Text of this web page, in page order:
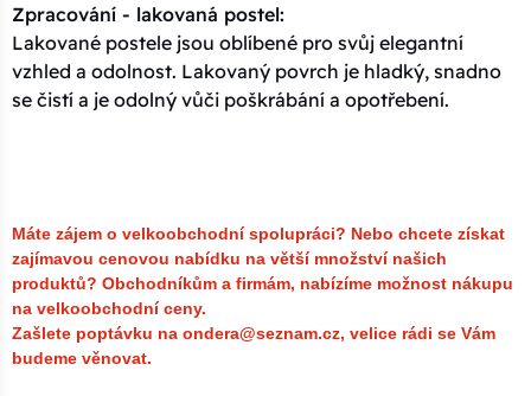
Zpracování - lakovaná postel:
Lakované postele jsou oblíbené pro svůj elegantní
vzhled a odolnost. Lakovaný povrch je hladký, snadno
se čistí a je odolný vůči poškrábání a opotřebení.
Máte zájem o velkoobchodní spolupráci? Nebo chcete získat
zajímavou cenovou nabídku na větší množství našich
produktů? Obchodníkům a firmám, nabízíme možnost nákupu
na velkoobchodní ceny.
Zašlete poptávku na ondera@seznam.cz, velice rádi se Vám
budeme věnovat.